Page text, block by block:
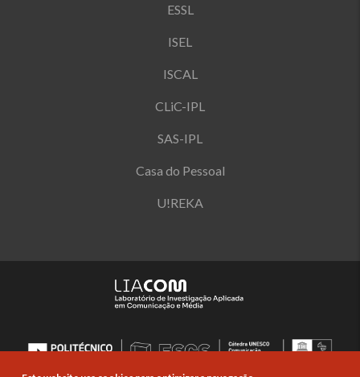
ESSL
ISEL
ISCAL
CLiC-IPL
SAS-IPL
Casa do Pessoal
U!REKA